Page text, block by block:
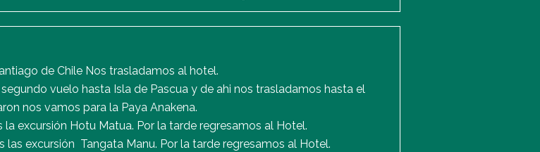
de Chile Nos trasladamos al hotel.
vuelo hasta Isla de Pascua y de ahi nos trasladamos hasta el
nos vamos para la Paya Anakena.
excursión Hotu Matua. Por la tarde regresamos al Hotel.
excursión Tangata Manu. Por la tarde regresamos al Hotel.